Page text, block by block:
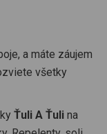
a máte záujem
všetky
Ťuli A Ťuli na